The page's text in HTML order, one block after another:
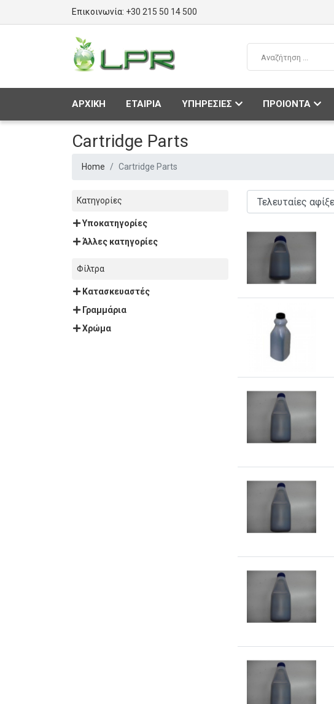
Επικοινωνία: +30 215 50 14 500
ΑΡΧΙΚΗ ΕΤΑΙΡΙΑ ΥΠΗΡΕΣΙΕΣ ΠΡΟΙΟΝΤΑ
Cartridge Parts
Home Cartridge Parts
Κατηγορίες
Υποκατηγορίες
Άλλες κατηγορίες
Φίλτρα
Κατασκευαστές
Γραμμάρια
Χρώμα